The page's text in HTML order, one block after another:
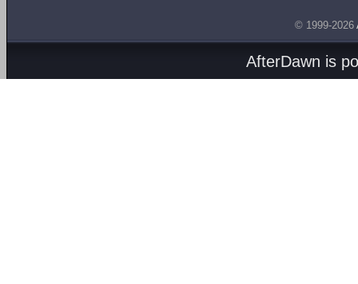
© 1999-2026
AfterDawn is